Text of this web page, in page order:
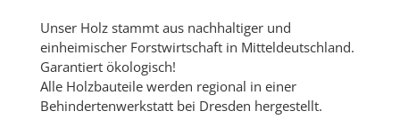
Unser Holz stammt aus nachhaltiger und
einheimischer Forstwirtschaft in Mitteldeutschland.
Garantiert ökologisch!
Alle Holzbauteile werden regional in einer
Behindertenwerkstatt bei Dresden hergestellt.